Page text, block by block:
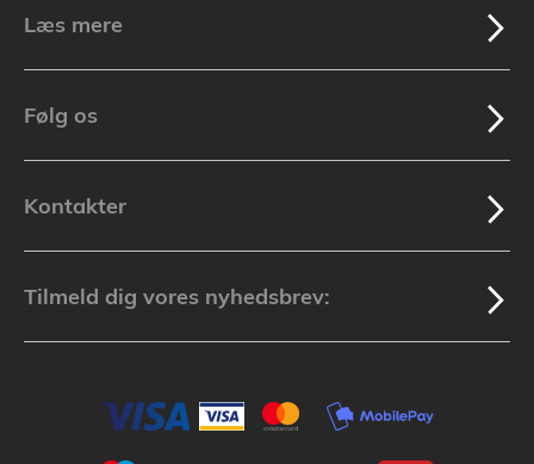
Læs mere
Følg os
Kontakter
Tilmeld dig vores nyhedsbrev: